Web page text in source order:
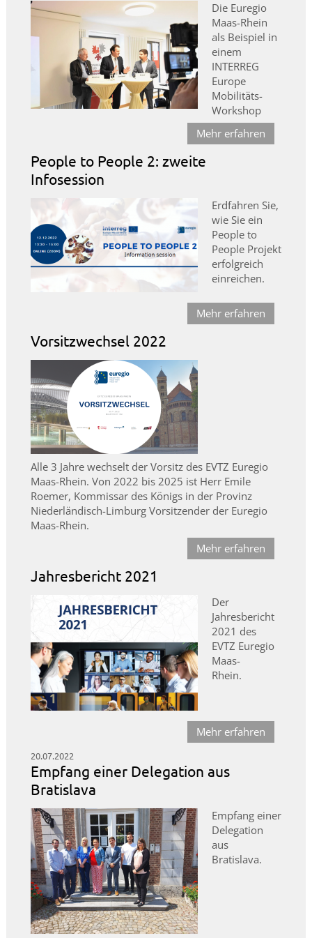
Die Euregio
Maas-Rhein
als Beispiel in
einem
INTERREG
Europe
Mobilitäts-
Workshop
Mehr erfahren
People to People 2: zweite
Infosession
Erdfahren Sie,
wie Sie ein
People to
People Projekt
erfolgreich
einreichen.
Mehr erfahren
Vorsitzwechsel 2022
Alle 3 Jahre wechselt der Vorsitz des EVTZ Euregio
Maas-Rhein. Von 2022 bis 2025 ist Herr Emile
Roemer, Kommissar des Königs in der Provinz
Niederländisch-Limburg Vorsitzender der Euregio
Maas-Rhein.
Mehr erfahren
Jahresbericht 2021
Der
Jahresbericht
2021 des
EVTZ Euregio
Maas-
Rhein.
Mehr erfahren
20.07.2022
Empfang einer Delegation aus
Bratislava
Empfang einer
Delegation
aus
Bratislava.